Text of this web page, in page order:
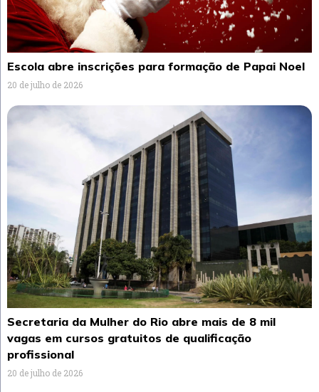
Escola abre inscrições para formação de Papai Noel
20 de julho de 2026
Secretaria da Mulher do Rio abre mais de 8 mil
vagas em cursos gratuitos de qualificação
profissional
20 de julho de 2026